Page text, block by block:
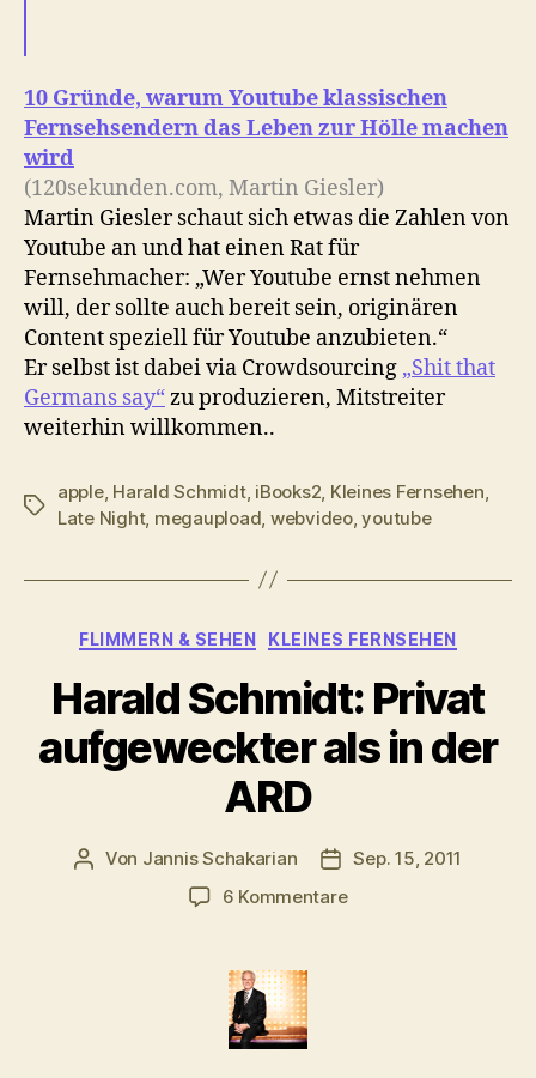
10 Gründe, warum Youtube klassischen
Fernsehsendern das Leben zur Hölle machen
wird
(120sekunden.com, Martin Giesler)
Martin Giesler schaut sich etwas die Zahlen von
Youtube an und hat einen Rat für
Fernsehmacher: „Wer Youtube ernst nehmen
will, der sollte auch bereit sein, originären
Content speziell für Youtube anzubieten.“
Er selbst ist dabei via Crowdsourcing „Shit that
Germans say“zu produzieren, Mitstreiter
weiterhin willkommen..
Schlagwörter
apple, Harald Schmidt, iBooks2, Kleines Fernsehen,
Late Night, megaupload, webvideo,youtube
Kategorien
FLIMMERN & SEHEN KLEINES FERNSEHEN
Harald Schmidt: Privat
aufgeweckter als in der
ARD
Beitragsautor
Von Jannis Schakarian
Sep. 15, 2011
6 Kommentarezu